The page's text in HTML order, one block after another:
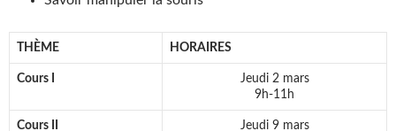
THÈME HORAIRES
Cours I
Jeudi 2 mars
9h-11h
Cours II
Jeudi 9 mars